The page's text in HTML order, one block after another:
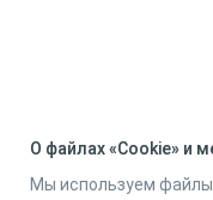
О файлах «Cookie» и
Мы используем файлы